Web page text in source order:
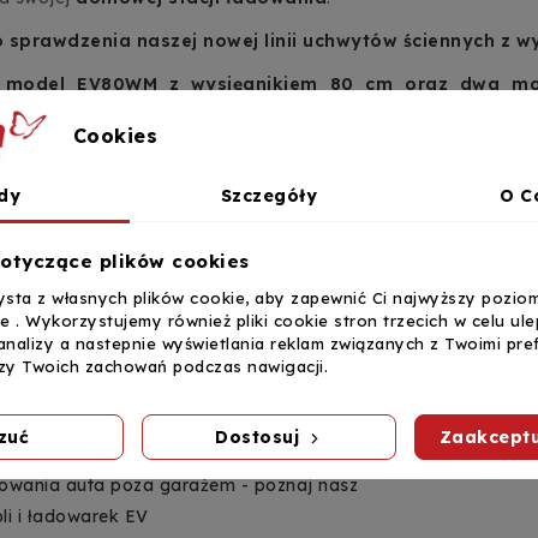
sprawdzenia naszej nowej linii uchwytów ściennych z
EV80WM z wysięgnikiem 80 cm oraz dwa
kategorii
w narożniku - praktyczny poradnik
i klientów
telewizorów – na co zwrócić
auta poza garażem - poznaj nasz
i ładowarek EV
Cookies
Szczegóły O
plików cookies
z własnych plików cookie, aby zapewnić Ci najwyższy
. Wykorzystujemy również pliki cookie stron trzecich w celu
a nastepnie wyświetlania reklam związanych z Twoimi
Twoich zachowań podczas nawigacji.
Dostosuj